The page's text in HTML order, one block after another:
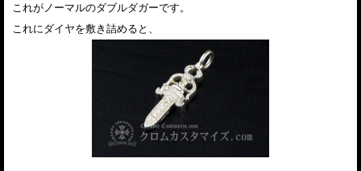
これがノーマルのダブルダガーです。
これにダイヤを敷き詰めると、